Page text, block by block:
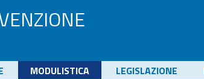
MODULISTICA LEGISLAZIONE